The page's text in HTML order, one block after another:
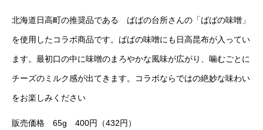
北海道日高町の推奨品である ばばの台所さんの「ばばの味噌」
を使用したコラボ商品です。ばばの味噌にも日高昆布が入ってい
ます。最初口の中に味噌のまろやかな風味が広がり、噛むごとに
チーズのミルク感が出てきます。コラボならではの絶妙な味わい
をお楽しみください
販売価格 65g 400円（432円）